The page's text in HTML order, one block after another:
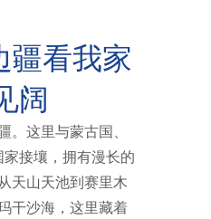
疆看我家
阔
。这里与蒙古国、
接壤，拥有漫长的
天山天池到赛里木
干沙海，这里藏着